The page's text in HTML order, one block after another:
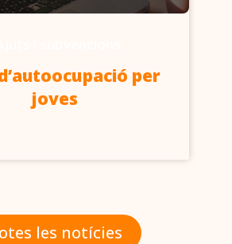
per
joves
les notícies